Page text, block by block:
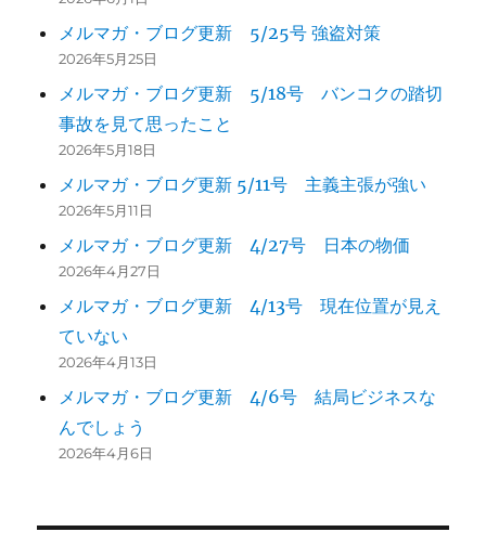
メルマガ・ブログ更新 5/25号 強盗対策
2026年5月25日
メルマガ・ブログ更新 5/18号 バンコクの踏切
事故を見て思ったこと
2026年5月18日
メルマガ・ブログ更新 5/11号 主義主張が強い
2026年5月11日
メルマガ・ブログ更新 4/27号 日本の物価
2026年4月27日
メルマガ・ブログ更新 4/13号 現在位置が見え
ていない
2026年4月13日
メルマガ・ブログ更新 4/6号 結局ビジネスな
んでしょう
2026年4月6日